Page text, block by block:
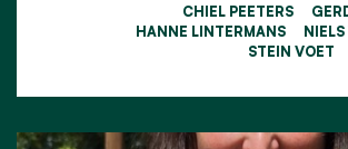
CHIEL PEETERS
HANNE LINTERMANS
STEIN VOET